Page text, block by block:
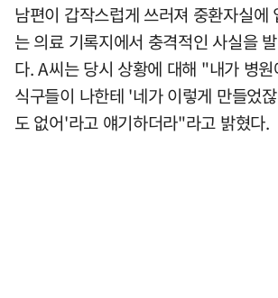
남편이 갑작스럽게 쓰러져 중환자실에
는 의료 기록지에서 충격적인 사실을
다. A씨는 당시 상황에 대해 "내가 병
식구들이 나한테 '네가 이렇게 만들었
도 없어'라고 얘기하더라"라고 밝혔다.